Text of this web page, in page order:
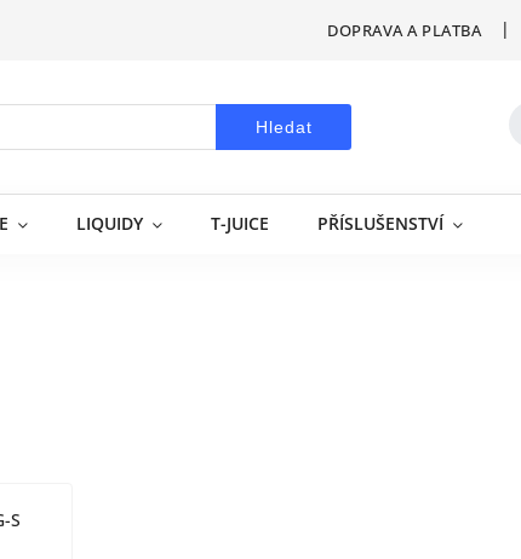
DOPRAVA A PLATBA
Hledat
LIQUIDY T-JUICE PŘÍSLUŠENSTVÍ
S